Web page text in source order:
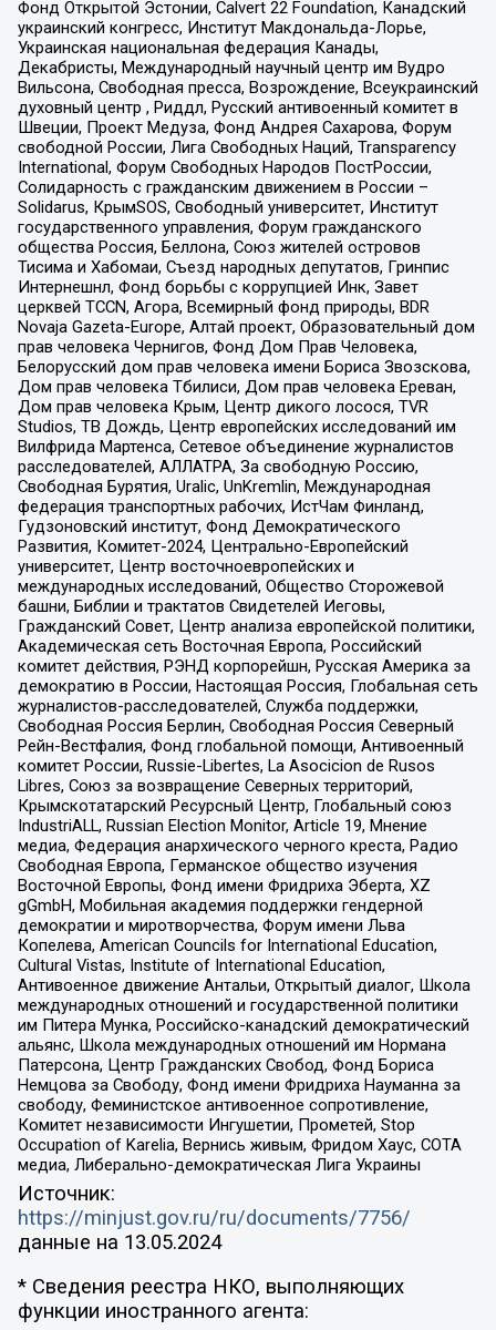
Фонд Открытой Эстонии, Calvert 22 Foundation, Канадский
украинский конгресс, Институт Макдональда-Лорье,
Украинская национальная федерация Канады,
Декабристы, Международный научный центр им Вудро
Вильсона, Свободная пресса, Возрождение, Всеукраинский
духовный центр , Риддл, Русский антивоенный комитет в
Швеции, Проект Медуза, Фонд Андрея Сахарова, Форум
свободной России, Лига Свободных Наций, Transparеncy
International, Форум Свободных Народов ПостРоссии,
Солидарность с гражданским движением в России –
Solidarus, КрымSOS, Свободный университет, Институт
государственного управления, Форум гражданского
общества Россия, Беллона, Союз жителей островов
Тисима и Хабомаи, Съезд народных депутатов, Гринпис
Интернешнл, Фонд борьбы с коррупцией Инк, Завет
церквей TCCN, Агора, Всемирный фонд природы, BDR
Novaja Gazeta-Europe, Алтай проект, Образовательный дом
прав человека Чернигов, Фонд Дом Прав Человека,
Белорусский дом прав человека имени Бориса Звозскова,
Дом прав человека Тбилиси, Дом прав человека Ереван,
Дом прав человека Крым, Центр дикого лосося, TVR
Studios, ТВ Дождь, Центр европейских исследований им
Вилфрида Мартенса, Сетевое объединение журналистов
расследователей, АЛЛАТРА, За свободную Россию,
Свободная Бурятия, Uralic, UnKremlin, Международная
федерация транспортных рабочих, ИстЧам Финланд,
Гудзоновский институт, Фонд Демократического
Развития, Комитет-2024, Центрально-Европейский
университет, Центр восточноевропейских и
международных исследований, Общество Сторожевой
башни, Библии и трактатов Свидетелей Иеговы,
Гражданский Совет, Центр анализа европейской политики,
Академическая сеть Восточная Европа, Российский
комитет действия, РЭНД корпорейшн, Русская Америка за
демократию в России, Настоящая Россия, Глобальная сеть
журналистов-расследователей, Служба поддержки,
Свободная Россия Берлин, Свободная Россия Северный
Рейн-Вестфалия, Фонд глобальной помощи, Антивоенный
комитет России, Russie-Libertes, La Asocicion de Rusos
Libres, Союз за возвращение Северных территорий,
Крымскотатарский Ресурсный Центр, Глобальный союз
IndustriALL, Russian Election Monitor, Article 19, Мнение
медиа, Федерация анархического черного креста, Радио
Свободная Европа, Германское общество изучения
Восточной Европы, Фонд имени Фридриха Эберта, XZ
gGmbH, Мобильная академия поддержки гендерной
демократии и миротворчества, Форум имени Льва
Копелева, American Councils for International Education,
Cultural Vistas, Institute of International Education,
Антивоенное движение Антальи, Открытый диалог, Школа
международных отношений и государственной политики
им Питера Мунка, Российско-канадский демократический
альянс, Школа международных отношений им Нормана
Патерсона, Центр Гражданских Свобод, Фонд Бориса
Немцова за Свободу, Фонд имени Фридриха Науманна за
свободу, Феминистское антивоенное сопротивление,
Комитет независимости Ингушетии, Прометей, Stop
Occupation of Karelia, Вернись живым, Фридом Хаус, СОТА
медиа, Либерально-демократическая Лига Украины
Источник:
https://minjust.gov.ru/ru/documents/7756/
данные на 13.05.2024
* Сведения реестра НКО, выполняющих
функции иностранного агента: